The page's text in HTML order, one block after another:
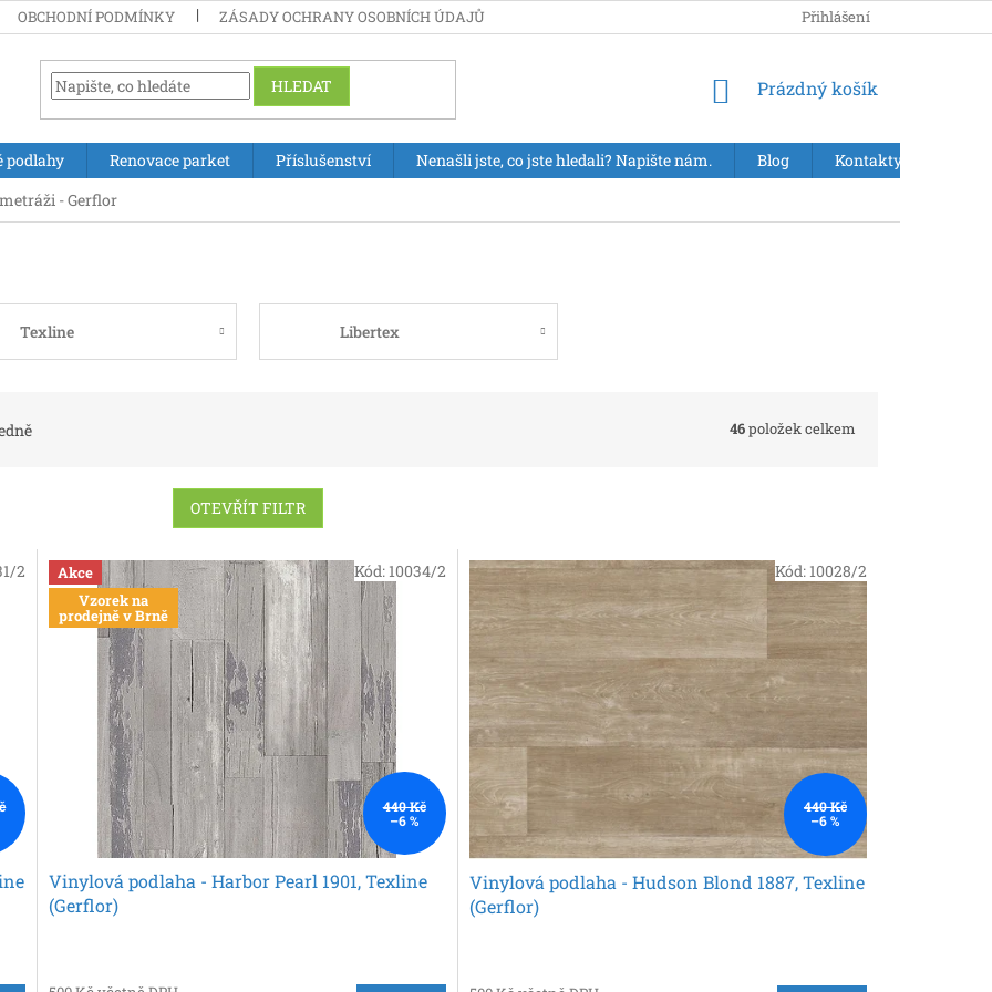
OBCHODNÍ PODMÍNKY ZÁSADY OCHRANY OSOBNÍCH ÚDAJŮ Přihlášení
HLEDAT
NÁKUPNÍ
Prázdný košík
podlahy Renovace parket Příslušenství Nenašli jste, co jste hledali? Napište nám. Blog Kontakty
- Gerflor
Texline Libertex
46položek celkem
OTEVŘÍT FILTR
2
Akce
Vzorek na
prodejně v Brně
440 Kč
–6 %
Vinylová podlaha - Harbor Pearl 1901, Texline
(Gerflor)
Kód: 10034/2
440 Kč
–6 %
Vinylová podlaha - Hudson Blond 1887, Texline
(Gerflor)
Kód: 10028/2